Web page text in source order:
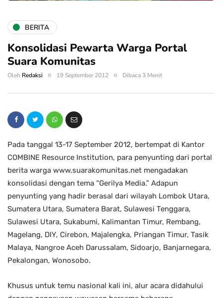
BERITA
Konsolidasi Pewarta Warga Portal
Suara Komunitas
Oleh Redaksi 19 September 2012 Dibaca 3 Menit
Pada tanggal 13-17 September 2012, bertempat di Kantor
COMBINE Resource Institution, para penyunting dari portal
berita warga www.suarakomunitas.net mengadakan
konsolidasi dengan tema “Gerilya Media.” Adapun
penyunting yang hadir berasal dari wilayah Lombok Utara,
Sumatera Utara, Sumatera Barat, Sulawesi Tenggara,
Sulawesi Utara, Sukabumi, Kalimantan Timur, Rembang,
Magelang, DIY, Cirebon, Majalengka, Priangan Timur, Tasik
Malaya, Nangroe Aceh Darussalam, Sidoarjo, Banjarnegara,
Pekalongan, Wonosobo.
Khusus untuk temu nasional kali ini, alur acara didahului